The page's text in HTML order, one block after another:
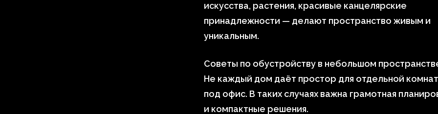
искусства, растения, красивые канцелярские
принадлежности — делают пространство живым и
уникальным.
Советы по обустройству в небольшом
Не каждый дом даёт простор для отдельной
под офис. В таких случаях важна грамотная
и компактные решения.